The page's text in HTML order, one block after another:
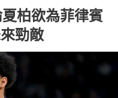
柏欲為菲律賓
勁敵